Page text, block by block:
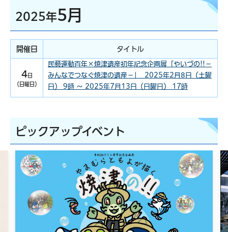
2025年5月
開催日 タイトル
4日
（日曜日）
民藝運動百年×焼津遺産初年記念企画展「やいづの!!－
みんなでつなぐ焼津の遺産－」 2025年2月8日（土曜
日） 9時 ～ 2025年7月13日（日曜日） 17時
ピックアップイベント